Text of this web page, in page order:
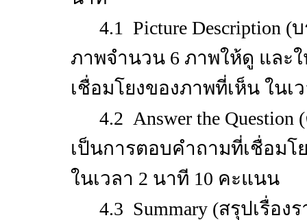
4.1 Picture Description (
ภาพจำนวน 6 ภาพให้ดู และ
เชื่อมโยงของภาพที่เห็น ใน
4.2 Answer the
เป็นการตอบคำถามที่เชื่อมโ
ในเวลา 2 นาที 10 คะแนน
4.3 Summary (สรุปเรื่อ